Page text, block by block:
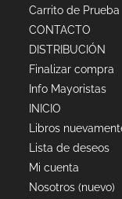
Carrito de Prueba
CONTACTO
DISTRIBUCIÓN
Finalizar compra
Info Mayoristas
INICIO
Libros
Lista de deseos
Mi cuenta
Nosotros (nuevo)